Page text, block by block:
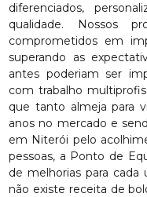
diferenciados,
qualidade. Nossos
comprometidos em
superando as
antes poderiam ser
com trabalho
que tanto almeja para
anos no mercado e
em Niterói pelo
pessoas, a Ponto de
de melhorias para cada
não existe receita de